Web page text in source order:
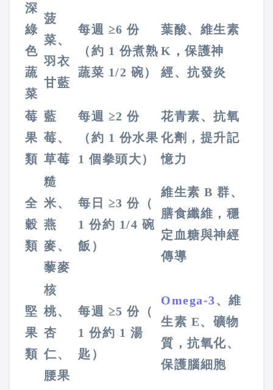
深
綠
色
蔬
菜
菠
菜、
羽衣
甘藍
每週 ≥6 份
（約 1 份煮熟
蔬菜 1/2 碗）
葉酸、維生素
K，保護神
經、抗發炎
莓
果
類
藍
莓、
草莓
每週 ≥2 份
（約 1 份水果
1 個拳頭大）
花青素、抗氧
化劑，提升記
憶力
全
穀
類
糙
米、
燕
麥、
藜麥
每日 ≥3 份（
1 份約 1/4 碗
飯）
維生素 B 群、
膳食纖維，穩
定血糖與神經
傳導
堅
果
類
核
桃、
杏
仁、
腰果
每週 ≥5 份（
1 份約 1 湯
匙）
Omega-3、維
生素 E、礦物
質，抗氧化、
保護腦細胞